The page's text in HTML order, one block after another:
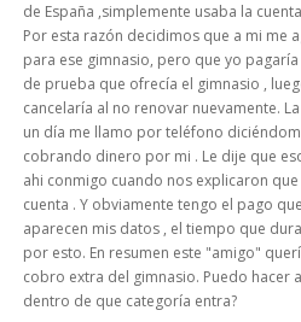
de España ,simplemente usaba la
Por esta razón decidimos que a mi me
para ese gimnasio, pero que yo
de prueba que ofrecía el gimnasio ,
cancelaría al no renovar nuevamente.
un día me llamo por teléfono
cobrando dinero por mi . Le dije que
ahi conmigo cuando nos explicaron
cuenta . Y obviamente tengo el pago
aparecen mis datos , el tiempo que
por esto. En resumen este "amigo"
cobro extra del gimnasio. Puedo hacer
dentro de que categoría entra?